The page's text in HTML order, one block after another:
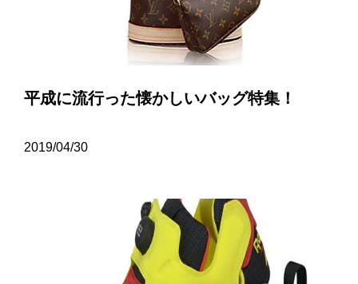
平成に流行った懐かしいバッグ特集！
2019/04/30